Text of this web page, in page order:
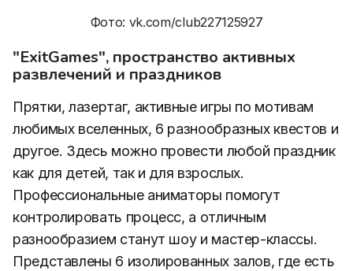
Фото: vk.com/club227125927
"ExitGames", пространство активных
развлечений и праздников
Прятки, лазертаг, активные игры по мотивам
любимых вселенных, 6 разнообразных квестов и
другое. Здесь можно провести любой праздник
как для детей, так и для взрослых.
Профессиональные аниматоры помогут
контролировать процесс, а отличным
разнообразием станут шоу и мастер-классы.
Представлены 6 изолированных залов, где есть